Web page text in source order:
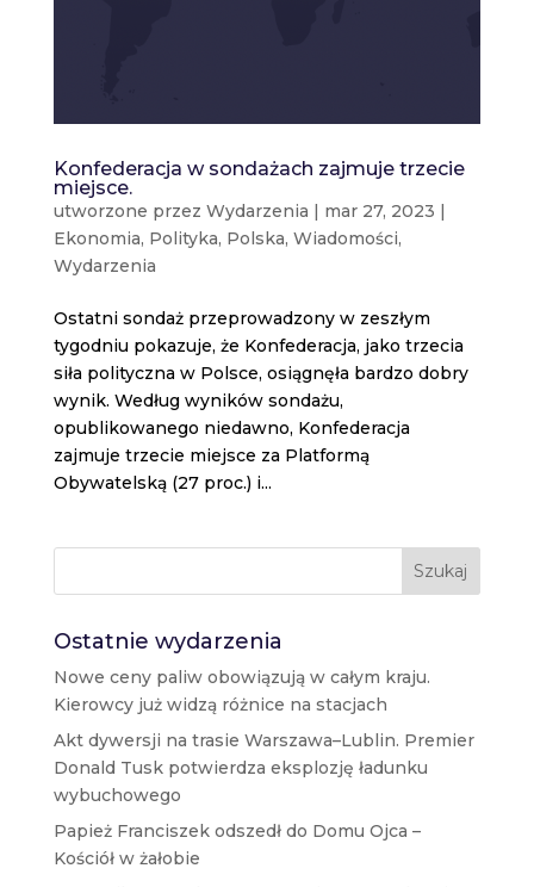
Konfederacja w sondażach zajmuje trzecie
miejsce.
utworzone przez Wydarzenia mar 27, 2023
Ekonomia, Polityka, Polska, Wiadomości,
Wydarzenia
Ostatni sondaż przeprowadzony w zeszłym
tygodniu pokazuje, że Konfederacja, jako trzecia
siła polityczna w Polsce, osiągnęła bardzo dobry
wynik. Według wyników sondażu,
opublikowanego niedawno, Konfederacja
zajmuje trzecie miejsce za Platformą
Obywatelską (27 proc.) i...
Szukaj
Ostatnie wydarzenia
Nowe ceny paliw obowiązują w całym kraju.
Kierowcy już widzą różnice na stacjach
Akt dywersji na trasie Warszawa–Lublin. Premier
Donald Tusk potwierdza eksplozję ładunku
wybuchowego
Papież Franciszek odszedł do Domu Ojca –
Kościół w żałobie